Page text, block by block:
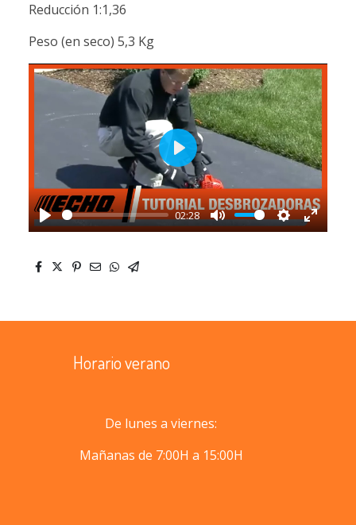
Reducción 1:1,36
Peso (en seco) 5,3 Kg
Play
02:28
Mute Settings
Enter
Play
Horario verano
De lunes a viernes:
Mañanas de 7:00H a 15:00H